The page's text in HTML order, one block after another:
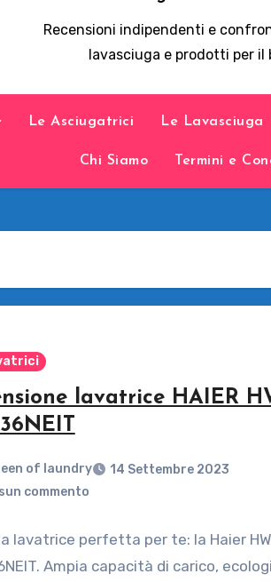
Recensioni indipendenti e
lavasciuga e prodotti per il
Le Asciugatrici Le Lavasciuga
Chi Siamo Termini e
lavatrice HAIER
of laundry
14 Settembre 2023
commento
lavatrice perfetta per te: la Haier
Ampia capacità di carico,